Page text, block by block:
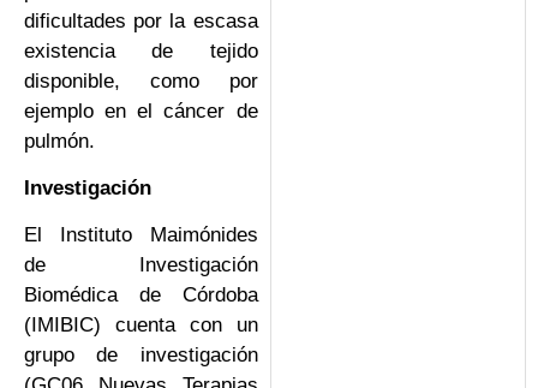
dificultades por la escasa
existencia de tejido
disponible, como por
ejemplo en el cáncer de
pulmón.
Investigación
El Instituto Maimónides
de Investigación
Biomédica de Córdoba
(IMIBIC) cuenta con un
grupo de investigación